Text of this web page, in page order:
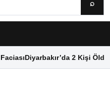
⌕
Diyarbakır’da 2 Kişi Öldü